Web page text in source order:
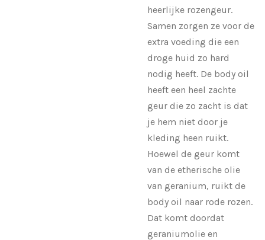
heerlijke rozengeur.
Samen zorgen ze voor de
extra voeding die een
droge huid zo hard
nodig heeft. De body oil
heeft een heel zachte
geur die zo zacht is dat
je hem niet door je
kleding heen ruikt.
Hoewel de geur komt
van de etherische olie
van geranium, ruikt de
body oil naar rode rozen.
Dat komt doordat
geraniumolie en